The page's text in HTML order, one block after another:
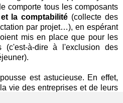
comporte tous les composants
la comptabilité (collecte des
par projet…), en espérant
mis en place que pour les
(c'est-à-dire à l'exclusion des
est astucieuse. En effet,
vie des entreprises et de leurs
qu'un outil pour tous les